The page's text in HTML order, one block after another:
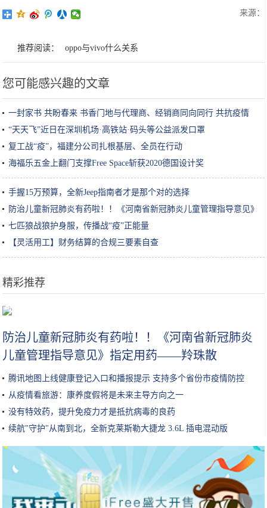
来源：
推荐阅读： oppo与vivo什么关系
您可能感兴趣的文章
一封家书 共盼春来 书香门地与代理商、经销商同向同行 共抗疫情
“天天飞”近日在深圳机场·高铁站·码头等公益派发口罩
复工战“疫”，福建分公司扎根基层、全员在行动
海福乐五金上翻门支撑Free Space斩获2020德国设计奖
手握15万预算，全新Jeep指南者才是那个对的选择
防治儿童新冠肺炎有药啦！！《河南省新冠肺炎儿童管理指导意见》
指定用药——羚珠散
七匹狼战狼护身服，传播战“疫”正能量
【灵活用工】财务结算的合规三要素自查
精彩推荐
可以用吸管吸着吃的橙子来了！爆汁无渣，徒手可剥！果冻橙了解一下
防治儿童新冠肺炎有药啦！！《河南省新冠肺炎
儿童管理指导意见》指定用药——羚珠散
腾讯地图上线健康登记入口和播报提示 支持多个省份市疫情防控
从疫情看旅游：康养度假将是未来主导方向之一
没有特效药，提升免疫力才是抵抗病毒的良药
续航"守护"从南到北，全新克莱斯勒大捷龙 3.6L 插电混动版